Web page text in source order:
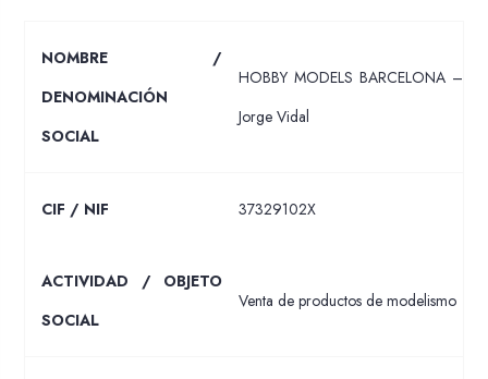
NOMBRE /
DENOMINACIÓN
SOCIAL
HOBBY MODELS BARCELONA –
Jorge Vidal
CIF / NIF 37329102X
ACTIVIDAD / OBJETO
SOCIAL
Venta de productos de modelismo